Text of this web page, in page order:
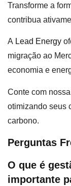
Transforme a
contribua
A Lead Energy
migração ao
economia e
Conte com
otimizando seus
carbono.
Perguntas
O que é
importante